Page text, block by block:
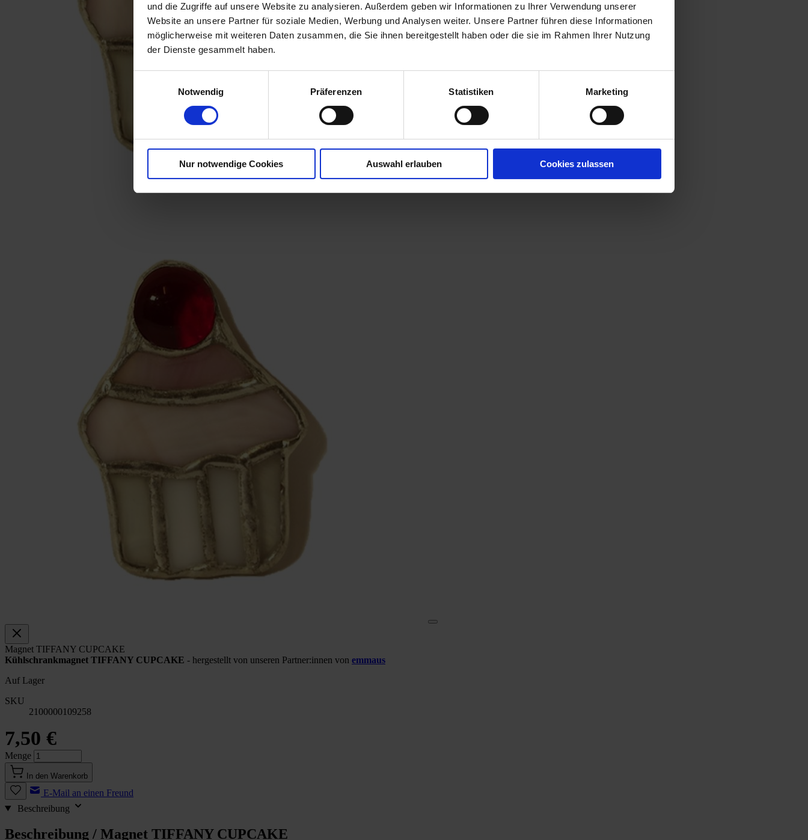
und die Zugriffe auf unsere Website zu analysieren. Außerdem geben wir Informationen zu Ihrer Verwendung unserer
Website an unsere Partner für soziale Medien, Werbung und Analysen weiter. Unsere Partner führen diese Informationen
möglicherweise mit weiteren Daten zusammen, die Sie ihnen bereitgestellt haben oder die sie im Rahmen Ihrer Nutzung
der Dienste gesammelt haben.
Notwendig
Präferenzen Statistiken Marketing
Nur notwendige Cookies Auswahl erlauben Cookies zulassen
Magnet TIFFANY CUPCAKE
Kühlschrankmagnet TIFFANY CUPCAKE - hergestellt von unseren Partner:innen von emmaus
Auf Lager
SKU
2100000109258
7,50 €
Menge
In den Warenkorb
E-Mail an einen Freund
Beschreibung
Beschreibung / Magnet TIFFANY CUPCAKE